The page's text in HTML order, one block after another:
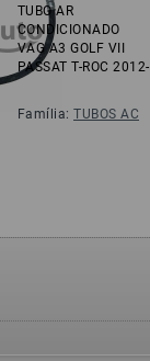
TUBO AR
CONDICIONADO
VAG A3 GOLF VII
PASSAT T-ROC 2012-
Família:TUBOS AC